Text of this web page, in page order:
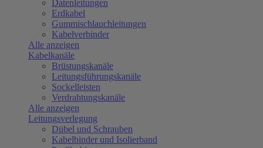
Datenleitungen
Erdkabel
Gummischlauchleitungen
Kabelverbinder
Alle anzeigen
Kabelkanäle
Brüstungskanäle
Leitungsführungskanäle
Sockelleisten
Verdrahtungskanäle
Alle anzeigen
Leitungsverlegung
Dübel und Schrauben
Kabelbinder und Isolierband